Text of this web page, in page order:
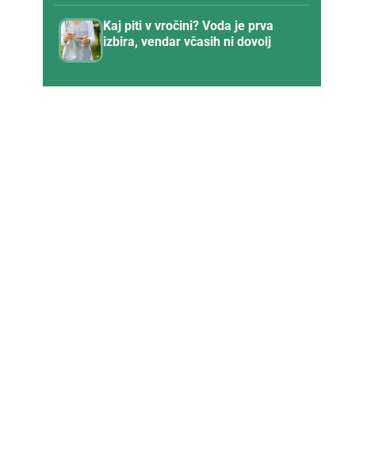
Kaj piti v vročini? Voda je prva
izbira, vendar včasih ni dovolj